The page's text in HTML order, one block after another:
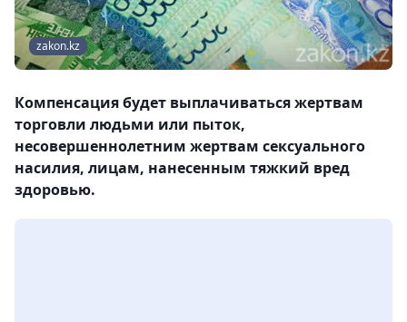
zakon.kz
Компенсация будет выплачиваться жертвам
торговли людьми или пыток,
несовершеннолетним жертвам сексуального
насилия, лицам, нанесенным тяжкий вред
здоровью.